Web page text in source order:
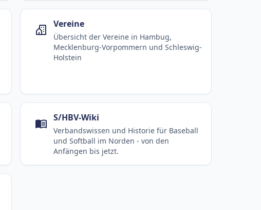
Vereine
Übersicht der Vereine in Hambug,
Mecklenburg-Vorpommern und Schleswig-
Holstein
S/HBV-Wiki
Verbandswissen und Historie für Baseball
und Softball im Norden - von den
Anfängen bis jetzt.